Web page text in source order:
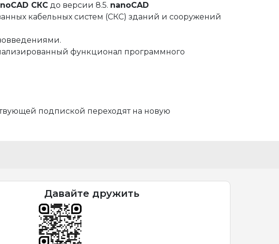
СКС до версии 8.5. nanoCAD
кабельных систем (СКС) зданий и сооружений
функционал программного
подпиской переходят на новую
Давайте дружить